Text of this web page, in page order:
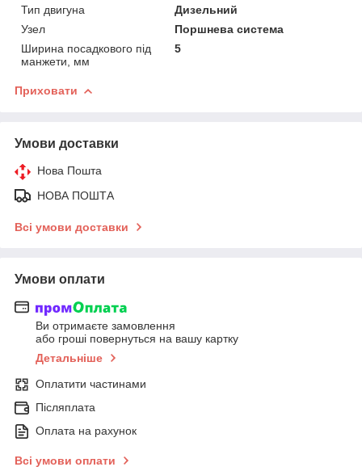
Тип двигуна
Дизельний
Узел
Поршнева система
Ширина посадкового під
манжети, мм
5
Приховати
Умови доставки
Нова Пошта
НОВА ПОШТА
Всі умови доставки
Умови оплати
Ви отримаєте замовлення
або гроші повернуться на вашу картку
Детальніше
Оплатити частинами
Післяплата
Оплата на рахунок
Всі умови оплати